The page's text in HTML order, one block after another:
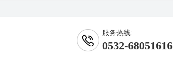
服务热线:
0532-68051616